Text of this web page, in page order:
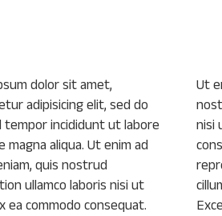
dolor sit amet,
adipisicing elit, sed do
tempor incididunt ut labore
magna aliqua. Ut enim ad
quis nostrud
ullamco laboris nisi ut
ea commodo consequat.
Ut
nisi